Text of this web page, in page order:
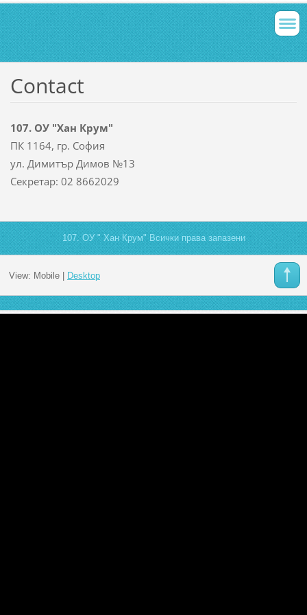
Contact
107. ОУ "Хан Крум"
ПК 1164, гр. София
ул. Димитър Димов №13
Секретар: 02 8662029
107. ОУ " Хан Крум" Всички права запазени
View: Mobile| Desktop